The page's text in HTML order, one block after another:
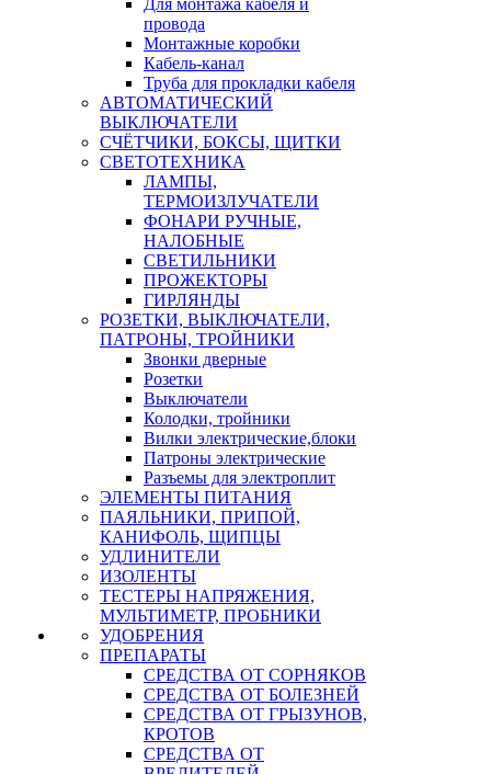
Для монтажа кабеля и
провода
Монтажные коробки
Кабель-канал
Труба для прокладки кабеля
АВТОМАТИЧЕСКИЙ
ВЫКЛЮЧАТЕЛИ
СЧЁТЧИКИ, БОКСЫ, ЩИТКИ
СВЕТОТЕХНИКА
ЛАМПЫ,
ТЕРМОИЗЛУЧАТЕЛИ
ФОНАРИ РУЧНЫЕ,
НАЛОБНЫЕ
СВЕТИЛЬНИКИ
ПРОЖЕКТОРЫ
ГИРЛЯНДЫ
РОЗЕТКИ, ВЫКЛЮЧАТЕЛИ,
ПАТРОНЫ, ТРОЙНИКИ
Звонки дверные
Розетки
Выключатели
Колодки, тройники
Вилки электрические,блоки
Патроны электрические
Разъемы для электроплит
ЭЛЕМЕНТЫ ПИТАНИЯ
ПАЯЛЬНИКИ, ПРИПОЙ,
КАНИФОЛЬ, ЩИПЦЫ
УДЛИНИТЕЛИ
ИЗОЛЕНТЫ
ТЕСТЕРЫ НАПРЯЖЕНИЯ,
МУЛЬТИМЕТР, ПРОБНИКИ
УДОБРЕНИЯ
ПРЕПАРАТЫ
СРЕДСТВА ОТ СОРНЯКОВ
СРЕДСТВА ОТ БОЛЕЗНЕЙ
СРЕДСТВА ОТ ГРЫЗУНОВ,
КРОТОВ
СРЕДСТВА ОТ